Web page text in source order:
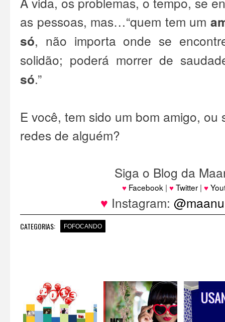
as pessoas, mas…“quem tem um
só, não importa onde se
solidão; poderá morrer de
só.”
E você, tem sido um bom amigo, ou
redes de alguém?
Siga o Blog da
♥ Facebook | ♥Twitter | ♥
♥ Instagram:
CATEGORIAS: FOFOCANDO